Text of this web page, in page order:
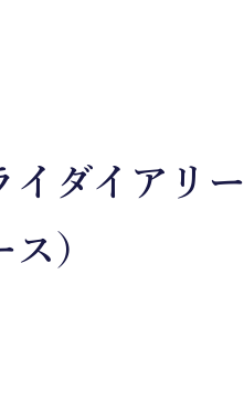
イダイアリー
ス）